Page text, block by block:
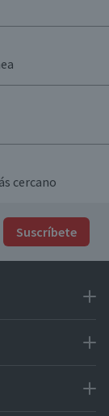
cercano
Suscríbete